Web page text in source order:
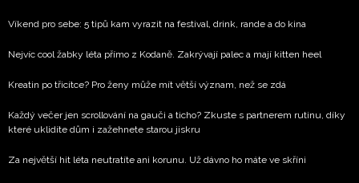
Víkend pro sebe: 5 tipů kam vyrazit na festival, drink, rande a do kina
Nejvíc cool žabky léta přímo z Kodaně. Zakrývají palec a mají kitten heel
Kreatin po třicítce? Pro ženy může mít větší význam, než se zdá
Každý večer jen scrollování na gauči a ticho? Zkuste s partnerem rutinu, díky
které uklidíte dům i zažehnete starou jiskru
Za největší hit léta neutratíte ani korunu. Už dávno ho máte ve skříni